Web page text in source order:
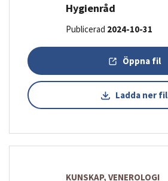
Hygienråd
Publicerad 2024-10-31
Öppna fil
Ladda ner fil
KUNSKAP, VENEROLOGI